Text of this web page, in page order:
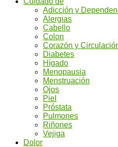
Adicción y
Alergias
Cabello
Colon
Corazón y
Diabetes
Hígado
Menopausia
Menstruación
Ojos
Piel
Próstata
Pulmones
Riñones
Vejiga
Dolor